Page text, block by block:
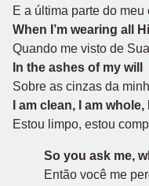
E a última parte do
When I’m wearing all
Quando me visto de
In the ashes of my will
Sobre as cinzas da
I am clean, I am
Estou limpo, estou
So you ask me,
Então você me